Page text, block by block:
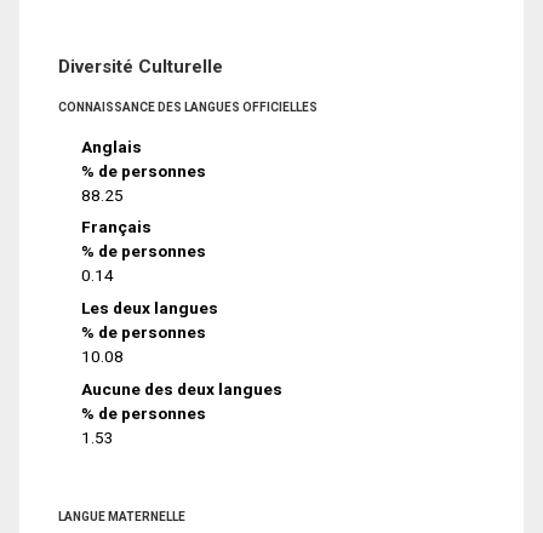
Diversité Culturelle
CONNAISSANCE DES LANGUES OFFICIELLES
Anglais
% de personnes
88.25
Français
% de personnes
0.14
Les deux langues
% de personnes
10.08
Aucune des deux langues
% de personnes
1.53
LANGUE MATERNELLE